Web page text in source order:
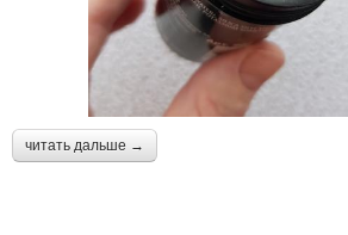
читать дальше →